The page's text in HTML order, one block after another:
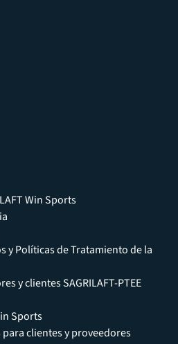
Win Sports
y Políticas de Tratamiento de la
y clientes SAGRILAFT-PTEE
Sports
clientes y proveedores